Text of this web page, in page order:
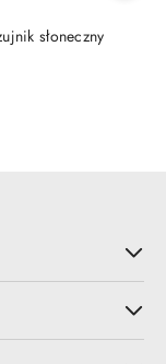
słoneczny